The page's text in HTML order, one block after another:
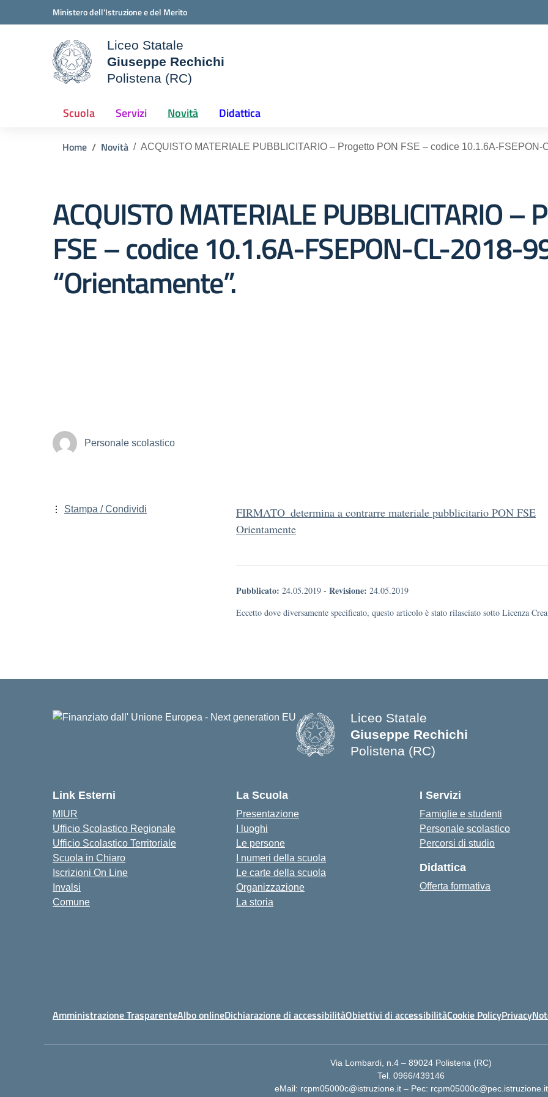
Ministero dell'Istruzione e del Merito
della scuola
Liceo Statale
Giuseppe Rechichi
Polistena (RC)
Scuola Servizi Novità Didattica
Home Novità ACQUISTO MATERIALE PUBBLICITARIO – Progetto PON FSE – codice 10.1.6A-FSEPON-
ACQUISTO MATERIALE PUBBLICITARIO –
FSE – codice 10.1.6A-FSEPON-CL-2018-
“Orientamente”.
Personale scolastico
FIRMATO_determina a contrarre materiale pubblicitario PON FSE
Orientamente
Pubblicato: 24.05.2019 - Revisione: 24.05.2019
Eccetto dove diversamente specificato, questo articolo è stato rilasciato sotto Licenza
Stampa / Condividi
Liceo Statale
Giuseppe Rechichi
Polistena (RC)
Link Esterni
MIUR
Ufficio Scolastico Regionale
Ufficio Scolastico Territoriale
Scuola in Chiaro
Iscrizioni On Line
Invalsi
Comune
La Scuola
Presentazione
I luoghi
Le persone
I numeri della scuola
Le carte della scuola
Organizzazione
La storia
I Servizi
Famiglie e studenti
Personale scolastico
Percorsi di studio
Didattica
Offerta formativa
Amministrazione TrasparenteAlbo onlineDichiarazione di accessibilitàObiettivi di accessibilitàCookie PolicyPrivacy
Via Lombardi, n.4 – 89024 Polistena (RC)
Tel. 0966/439146
eMail: rcpm05000c@istruzione.it – Pec: rcpm05000c@pec.istruzione.it